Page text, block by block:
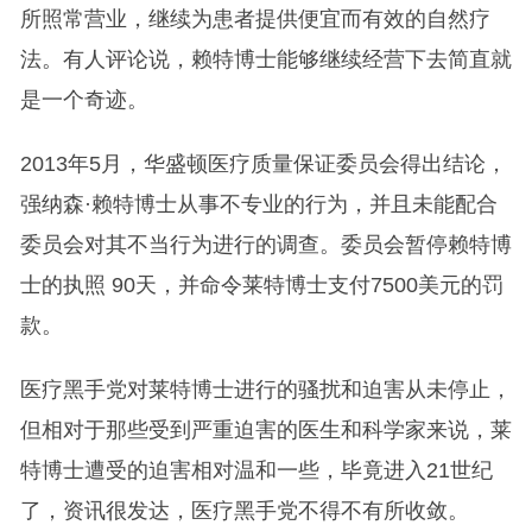
所照常营业，继续为患者提供便宜而有效的自然疗
法。有人评论说，赖特博士能够继续经营下去简直就
是一个奇迹。
2013年5月，华盛顿医疗质量保证委员会得出结论，
强纳森·赖特博士从事不专业的行为，并且未能配合
委员会对其不当行为进行的调查。委员会暂停赖特博
士的执照 90天，并命令莱特博士支付7500美元的罚
款。
医疗黑手党对莱特博士进行的骚扰和迫害从未停止，
但相对于那些受到严重迫害的医生和科学家来说，莱
特博士遭受的迫害相对温和一些，毕竟进入21世纪
了，资讯很发达，医疗黑手党不得不有所收敛。